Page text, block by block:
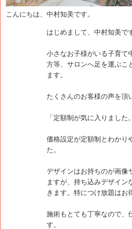
こんにちは、中村知美です。
はじめまして、中村知美で
小さなお子様がいる子育て
方等、サロンへ足を運ぶこ
ます。
たくさんのお客様の声を頂
「定額制が気に入りました
価格設定が定額制とわかり
た。
デザインはお持ちのが画像
ますが、持ち込みデザイン
きます。特につけ放題はお
施術もとても丁寧なので、
す。